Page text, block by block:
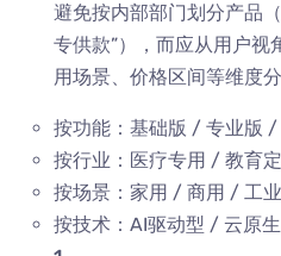
避免按内部部门划分产品
专供款”），而应从用户视
用场景、价格区间等维度分
按功能：基础版 / 专业版 /
按行业：医疗专用 / 教育
按场景：家用 / 商用 / 工
按技术：AI驱动型 / 云原